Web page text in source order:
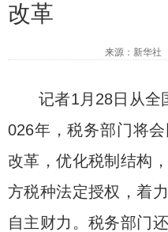
改革
来源：新华
记者1月28日从全
026年，税务部门将
改革，优化税制结构
方税种法定授权，着
自主财力。税务部门